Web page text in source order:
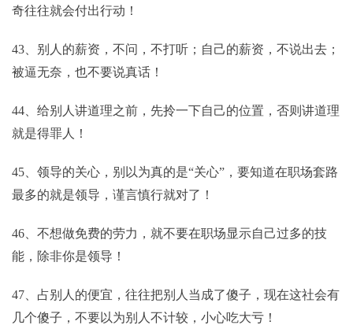
奇往往就会付出行动！
43、别人的薪资，不问，不打听；自己的薪资，不说出去；
被逼无奈，也不要说真话！
44、给别人讲道理之前，先拎一下自己的位置，否则讲道理
就是得罪人！
45、领导的关心，别以为真的是“关心”，要知道在职场套路
最多的就是领导，谨言慎行就对了！
46、不想做免费的劳力，就不要在职场显示自己过多的技
能，除非你是领导！
47、占别人的便宜，往往把别人当成了傻子，现在这社会有
几个傻子，不要以为别人不计较，小心吃大亏！